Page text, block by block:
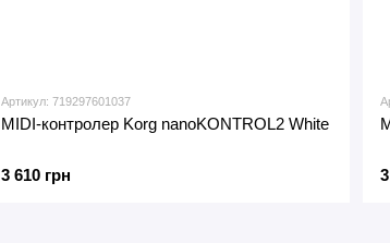
Артикул: 719297601037
MIDI-контролер Korg nanoKONTROL2 White
3 610 грн